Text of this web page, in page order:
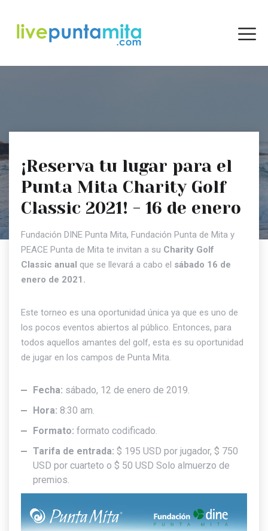
¡Reserva tu lugar para el
Punta Mita Charity Golf
Classic 2021! - 16 de enero
Fundación DINE Punta Mita, Fundación Punta de Mita y
PEACE Punta de Mita te invitan a su Charity Golf
Classic anual que se llevará a cabo el sábado 16 de
enero de 2021.
Este torneo es una oportunidad única ya que es uno de
los pocos eventos abiertos al público. Entonces, para
todos aquellos amantes del golf, esta es su oportunidad
de jugar en los campos de Punta Mita.
Fecha: sábado, 12 de enero de 2019.
Hora: 8:30 am.
Formato: formato codificado.
Tarifa de entrada: $ 195 USD por jugador, $ 750
USD por cuarteto o $ 50 USD Solo almuerzo de
premios.